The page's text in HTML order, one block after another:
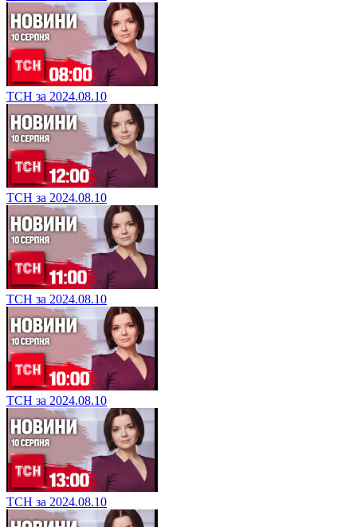
ТСН за 2024.08.10
ТСН за 2024.08.10
ТСН за 2024.08.10
ТСН за 2024.08.10
ТСН за 2024.08.10